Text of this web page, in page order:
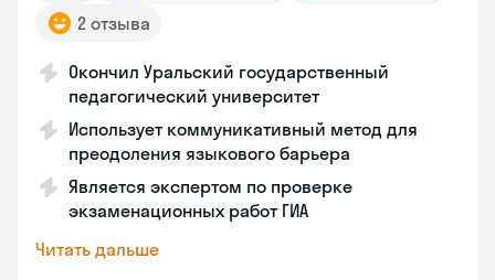
2 отзыва
Окончил Уральский государственный
педагогический университет
Использует коммуникативный метод для
преодоления языкового барьера
Является экспертом по проверке
экзаменационных работ ГИА
Читать дальше